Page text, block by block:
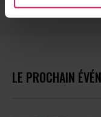
LE PROCHAIN